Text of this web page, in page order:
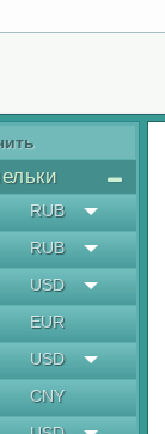
RUB
RUB
USD
EUR
USD
CNY